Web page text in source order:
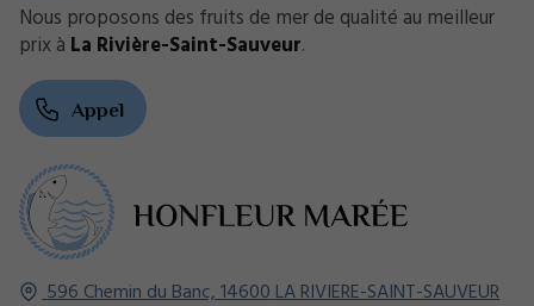
596 Chemin du Banc,14600LA RIVIERE-SAINT-SAUVEUR
Nous proposons des fruits de mer de qualité au meilleur
prix à La Rivière-Saint-Sauveur.
Appel